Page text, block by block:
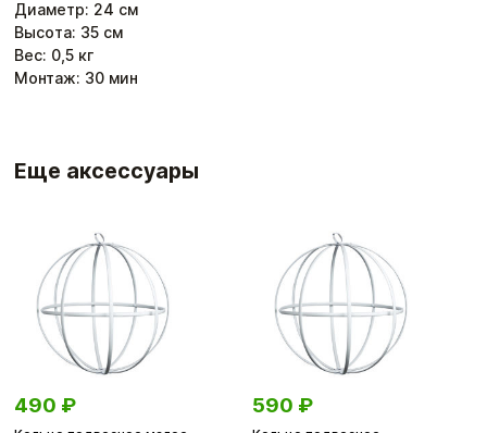
Диаметр: 24 см
Высота: 35 см
Вес: 0,5 кг
Монтаж: 30 мин
Еще аксессуары
490 ₽ 590 ₽